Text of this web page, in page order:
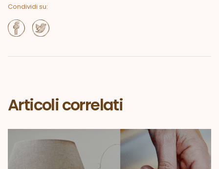
Condividi
Articoli correlati